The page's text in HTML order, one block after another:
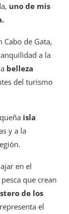
uno de mis
de Gata,
a la
belleza
del turismo
isla
y a la
en el
que crean
de los
el